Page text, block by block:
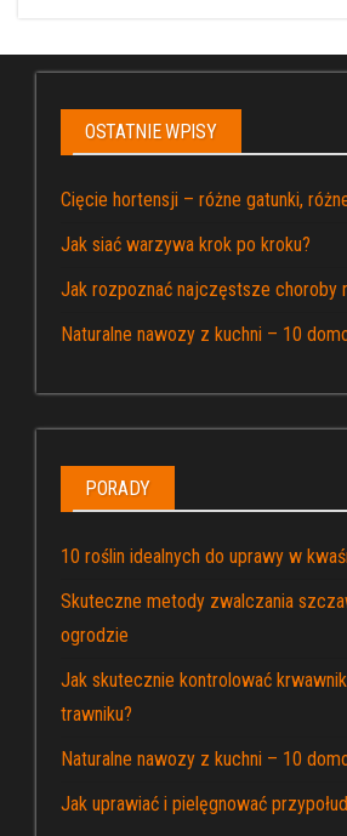
OSTATNIE WPISY
Cięcie hortensji – różne gatunki,
Jak siać warzywa krok po kroku?
Jak rozpoznać najczęstsze choroby
Naturalne nawozy z kuchni – 10
PORADY
10 roślin idealnych do uprawy w
Skuteczne metody zwalczania
ogrodzie
Jak skutecznie kontrolować
trawniku?
Naturalne nawozy z kuchni – 10
Jak uprawiać i pielęgnować